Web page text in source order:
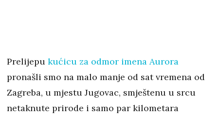
Prelijepu kućicu za odmor imena Aurora
pronašli smo na malo manje od sat vremena od
Zagreba, u mjestu Jugovac, smještenu u srcu
netaknute prirode i samo par kilometara